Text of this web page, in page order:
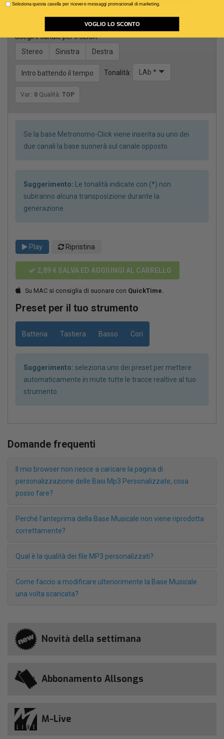
Scegli il canale per il CLICK
Stereo
Sinistra Destra
Intro battendo il tempo Tonalità: LAb *
Var.: 0 Qualità: TOP
Se la base Metronomo-Click viene inserita su uno dei
due canali la base suonerà sul canale opposto.
Suggerimento: Le tonalità indicate con (*) non
subiranno alcuna transposizione durante la
generazione.
Play Ripristina
2,89 € SALVA ED AGGIUNGI AL CARRELLO
Su MAC si consiglia di suonare con QuickTime.
Preset per il tuo strumento
Batteria Tastiera Basso Cori
Suggerimento: seleziona uno dei preset per mettere
automaticamente in mute tutte le tracce realtive al tuo
strumento.
Domande frequenti
Il mio browser non riesce a caricare la pagina di
personalizzazione delle Basi Mp3 Personalizzate, cosa
posso fare?
Perché l'anteprima della Base Musicale non viene riprodotta
correttamente?
Qual è la qualità dei file MP3 personalizzati?
Come faccio a modificare ulteriorimente la Base Musicale
una volta scaricata?
Novità della settimana
Abbonamento Allsongs
M-Live
Seleziona questa casella per ricevere messaggi promozionali di marketing.
VOGLIO LO SCONTO